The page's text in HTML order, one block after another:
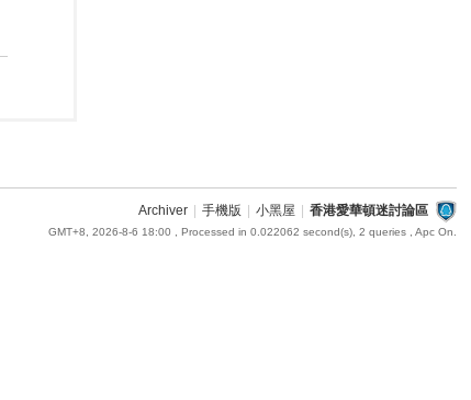
Archiver 手機版 小黑屋 香港愛華頓迷討論區
GMT+8, 2026-8-6 18:00 , Processed in 0.022062 second(s), 2 queries , Apc On.